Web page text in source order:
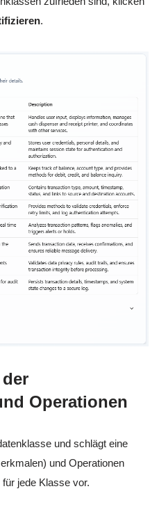
.
Operationen
und schlägt eine
und Operationen
jede Klasse vor.